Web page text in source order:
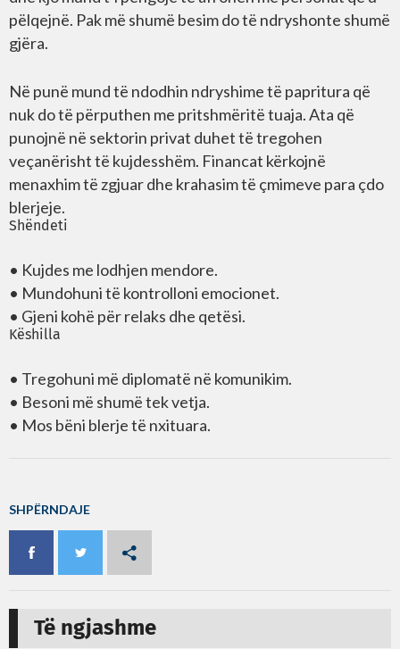
pëlqejnë. Pak më shumë besim do të ndryshonte shumë
gjëra.
Në punë mund të ndodhin ndryshime të papritura që
nuk do të përputhen me pritshmëritë tuaja. Ata që
punojnë në sektorin privat duhet të tregohen
veçanërisht të kujdesshëm. Financat kërkojnë
menaxhim të zgjuar dhe krahasim të çmimeve para çdo
blerjeje.
Shëndeti
• Kujdes me lodhjen mendore.
• Mundohuni të kontrolloni emocionet.
• Gjeni kohë për relaks dhe qetësi.
Këshilla
• Tregohuni më diplomatë në komunikim.
• Besoni më shumë tek vetja.
• Mos bëni blerje të nxituara.
SHPËRNDAJE
Të ngjashme